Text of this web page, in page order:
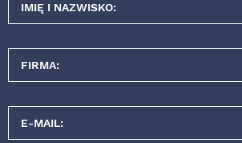
IMIĘ I NAZWISKO:
FIRMA:
E-MAIL: